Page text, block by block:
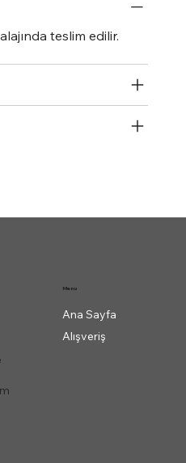
teslim edilir.
Menu
Ana Sayfa
Alışveriş